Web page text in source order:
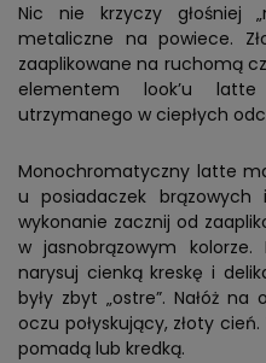
Nic nie krzyczy głośniej
metaliczne na powiece.
zaaplikowane na ruchomą
elementem look’u
utrzymanego w ciepłych
Monochromatyczny latte
u posiadaczek brązowych
wykonanie zacznij od
w jasnobrązowym
narysuj cienką kreskę i
były zbyt „ostre”. Nałóż
oczu połyskujący, złoty
pomadą lub kredką.